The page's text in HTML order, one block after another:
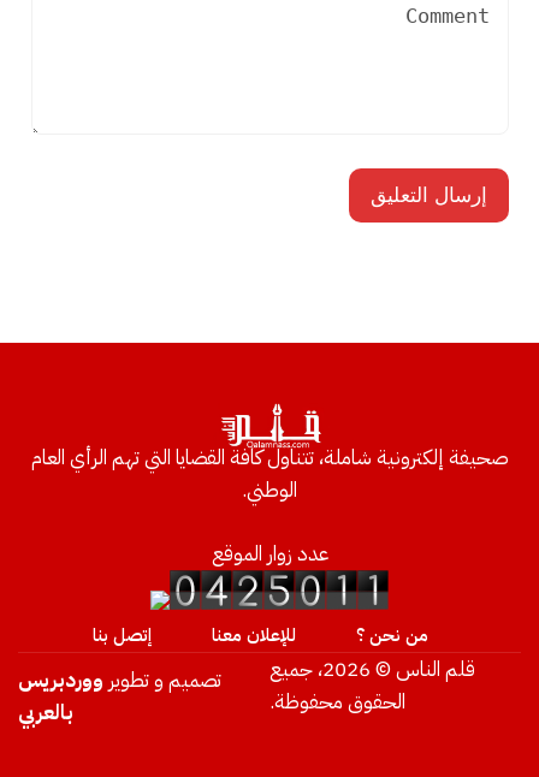
صحيفة إلكترونية شاملة، تتناول كافة القضايا التي تهم الرأي العام
الوطني.
عدد زوار الموقع
من نحن ؟ للإعلان معنا إتصل بنا
قلم الناس © 2026، جميع
الحقوق محفوظة.
تصميم و تطوير ووردبريس
بالعربي